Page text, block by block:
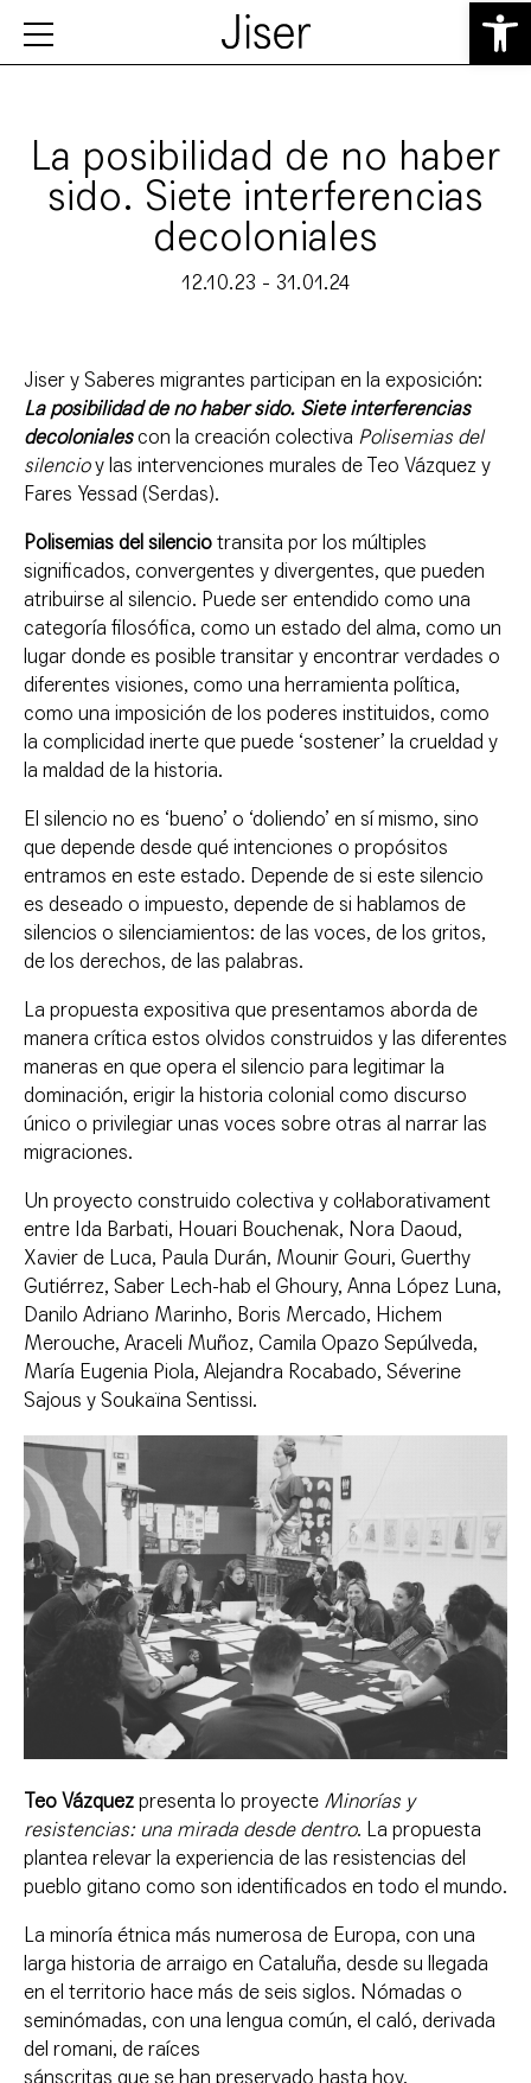
Abrir
La posibilidad de no haber
sido. Siete interferencias
decoloniales
12.10.23 - 31.01.24
Jiser y Saberes migrantes participan en la exposición:
La posibilidad de no haber sido. Siete interferencias
decolonialescon la creación colectiva Polisemias del
silencioy las intervenciones murales de Teo Vázquez y
Fares Yessad (Serdas).
Polisemias del silenciotransita por los múltiples
significados, convergentes y divergentes, que pueden
atribuirse al silencio. Puede ser entendido como una
categoría filosófica, como un estado del alma, como un
lugar donde es posible transitar y encontrar verdades o
diferentes visiones, como una herramienta política,
como una imposición de los poderes instituidos, como
la complicidad inerte que puede ‘sostener’ la crueldad y
la maldad de la historia.
El silencio no es ‘bueno’ o ‘doliendo’ en sí mismo, sino
que depende desde qué intenciones o propósitos
entramos en este estado. Depende de si este silencio
es deseado o impuesto, depende de si hablamos de
silencios o silenciamientos: de las voces, de los gritos,
de los derechos, de las palabras.
La propuesta expositiva que presentamos aborda de
manera crítica estos olvidos construidos y las diferentes
maneras en que opera el silencio para legitimar la
dominación, erigir la historia colonial como discurso
único o privilegiar unas voces sobre otras al narrar las
migraciones.
Un proyecto construido colectiva y col·laborativament
entre Ida Barbati, Houari Bouchenak, Nora Daoud,
Xavier de Luca, Paula Durán, Mounir Gouri, Guerthy
Gutiérrez, Saber Lech-hab el Ghoury, Anna López Luna,
Danilo Adriano Marinho, Boris Mercado, Hichem
Merouche, Araceli Muñoz, Camila Opazo Sepúlveda,
María Eugenia Piola, Alejandra Rocabado, Séverine
Sajous y Soukaïna Sentissi.
Teo Vázquezpresenta lo proyecte Minorías y
resistencias: una mirada desde dentro. La propuesta
plantea relevar la experiencia de las resistencias del
pueblo gitano como son identificados en todo el mundo.
La minoría étnica más numerosa de Europa, con una
larga historia de arraigo en Cataluña, desde su llegada
en el territorio hace más de seis siglos. Nómadas o
seminómadas, con una lengua común, el caló, derivada
del romani, de raíces
sánscritas que se han preservado hasta hoy.